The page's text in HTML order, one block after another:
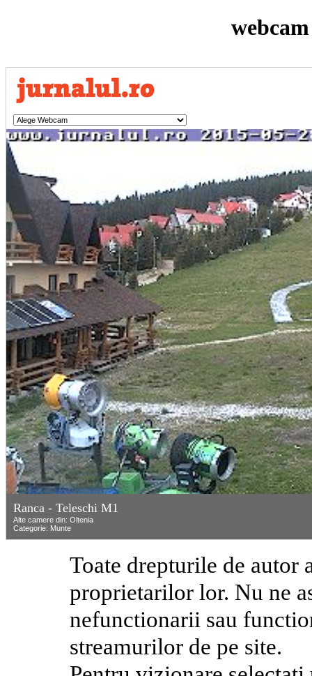
Ranca - Teleschi M1
Alte camere din: Oltenia
Categorie: Munte
Toate drepturile de autor
proprietarilor lor. Nu ne
nefunctionarii sau
streamurilor de pe site.